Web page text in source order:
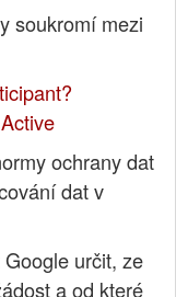
soukromí mezi
ochrany dat
dat v
určit, ze
a od které